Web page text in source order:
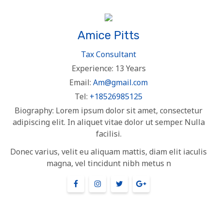
Amice Pitts
Tax Consultant
Experience: 13 Years
Email: Am@gmail.com
Tel: +18526985125
Biography: Lorem ipsum dolor sit amet, consectetur
adipiscing elit. In aliquet vitae dolor ut semper. Nulla
facilisi.
Donec varius, velit eu aliquam mattis, diam elit iaculis
magna, vel tincidunt nibh metus n